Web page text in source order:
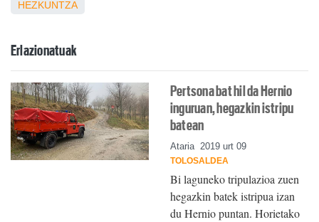
HEZKUNTZA
Erlazionatuak
Pertsona bat hil da Hernio
inguruan, hegazkin istripu
batean
Ataria 2019 urt 09
TOLOSALDEA
Bi laguneko tripulazioa zuen
hegazkin batek istripua izan
du Hernio puntan. Horietako